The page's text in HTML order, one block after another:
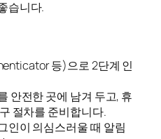
습니다.
등)으로 2단계 인
안전한 곳에 남겨 두고, 휴
절차를 준비합니다.
인이 의심스러울 때 알림